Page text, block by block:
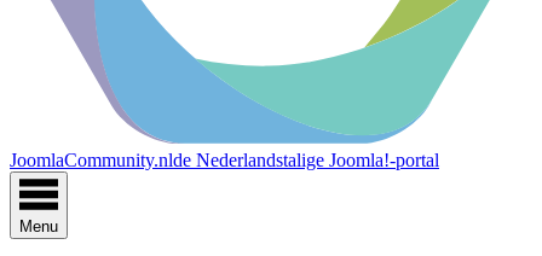
JoomlaCommunity.nlde Nederlandstalige Joomla!-portal
Menu